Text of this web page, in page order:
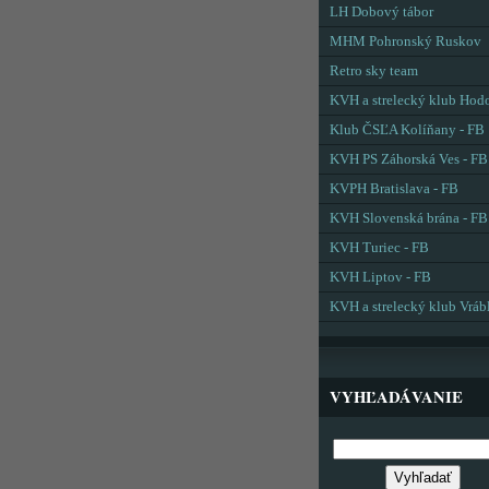
LH Dobový tábor
MHM Pohronský Ruskov
Retro sky team
KVH a strelecký klub
Klub ČSĽA Kolíňany - FB
KVH PS Záhorská Ves - FB
KVPH Bratislava - FB
KVH Slovenská brána - FB
KVH Turiec - FB
KVH Liptov - FB
KVH a strelecký klub
VYHĽADÁVANIE